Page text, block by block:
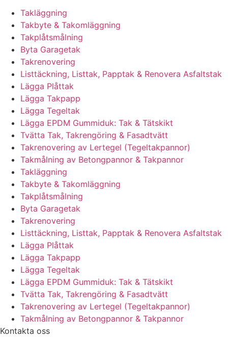
Takläggning
Takbyte & Takomläggning
Takplåtsmålning
Byta Garagetak
Takrenovering
Listtäckning, Listtak, Papptak & Renovera Asfaltstak
Lägga Plåttak
Lägga Takpapp
Lägga Tegeltak
Lägga EPDM Gummiduk: Tak & Tätskikt
Tvätta Tak, Takrengöring & Fasadtvätt
Takrenovering av Lertegel (Tegeltakpannor)
Takmålning av Betongpannor & Takpannor
Takläggning
Takbyte & Takomläggning
Takplåtsmålning
Byta Garagetak
Takrenovering
Listtäckning, Listtak, Papptak & Renovera Asfaltstak
Lägga Plåttak
Lägga Takpapp
Lägga Tegeltak
Lägga EPDM Gummiduk: Tak & Tätskikt
Tvätta Tak, Takrengöring & Fasadtvätt
Takrenovering av Lertegel (Tegeltakpannor)
Takmålning av Betongpannor & Takpannor
Kontakta oss